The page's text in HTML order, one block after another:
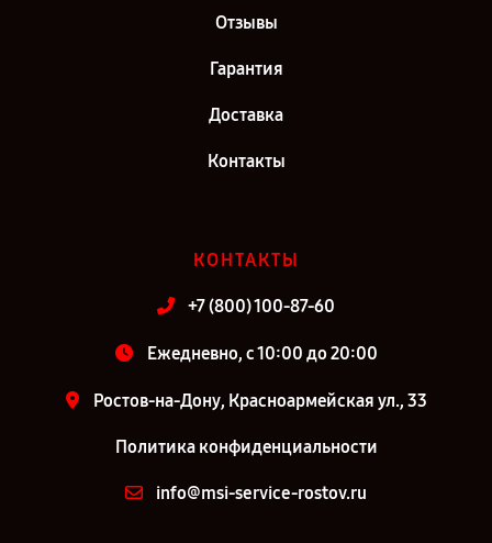
Отзывы
Гарантия
Доставка
Контакты
КОНТАКТЫ
+7 (800) 100-87-60
Ежедневно, с 10:00 до 20:00
Ростов-на-Дону, Красноармейская ул., 33
Политика конфиденциальности
info@msi-service-rostov.ru